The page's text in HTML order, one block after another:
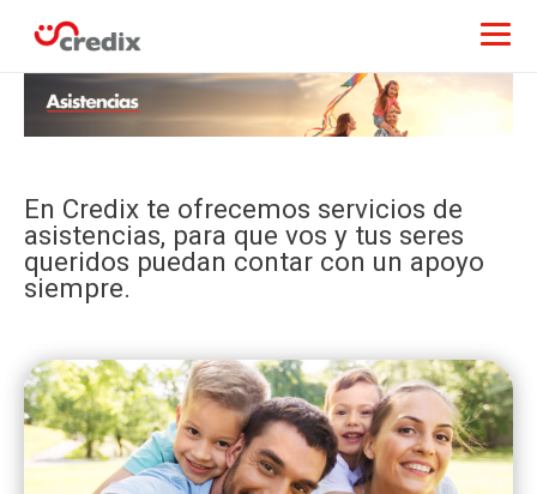
En Credix te ofrecemos servicios de
asistencias, para que vos y tus seres
queridos puedan contar con un apoyo
siempre.